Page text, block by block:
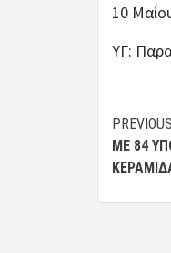
10
ΥΓ:
Post
PREVIOUS
ΜΕ 84